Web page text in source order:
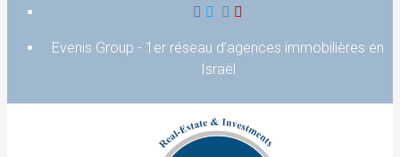
Evenis Group - 1er réseau d’agences immobilières en
Israël